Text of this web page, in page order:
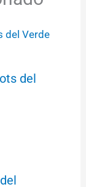
del